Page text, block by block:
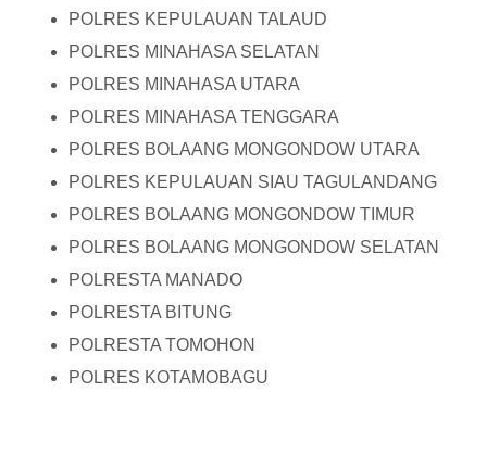
POLRES KEPULAUAN TALAUD
POLRES MINAHASA SELATAN
POLRES MINAHASA UTARA
POLRES MINAHASA TENGGARA
POLRES BOLAANG MONGONDOW UTARA
POLRES KEPULAUAN SIAU TAGULANDANG
POLRES BOLAANG MONGONDOW TIMUR
POLRES BOLAANG MONGONDOW SELATAN
POLRESTA MANADO
POLRESTA BITUNG
POLRESTA TOMOHON
POLRES KOTAMOBAGU